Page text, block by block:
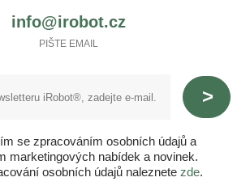
info@irobot.cz
PIŠTE EMAIL
se zpracováním osobních údajů a
marketingových nabídek a novinek.
osobních údajů naleznete zde.